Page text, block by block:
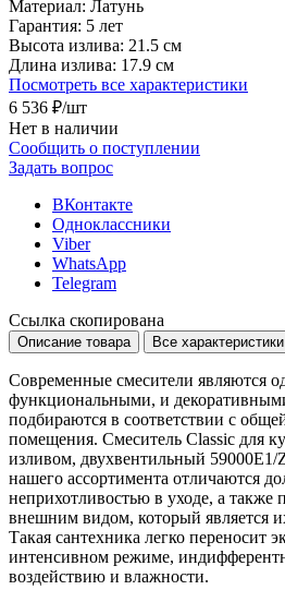
Материал: Латунь
Гарантия: 5 лет
Высота излива: 21.5 см
Длина излива: 17.9 см
Посмотреть все характеристики
6 536 ₽/шт
Нет в наличии
Сообщить о поступлении
Задать вопрос
ВКонтакте
Одноклассники
Viber
WhatsApp
Telegram
Ссылка скопирована
Описание товара Все характеристики
Современные смесители являются
функциональными, и
подбираются в соответствии с
помещения. Смеситель Classic для
изливом, двухвентильный 59000E1/
нашего ассортимента отличаются
неприхотливостью в уходе, а также
внешним видом, который является
Такая сантехника легко переносит
интенсивном режиме,
воздействию и влажности.